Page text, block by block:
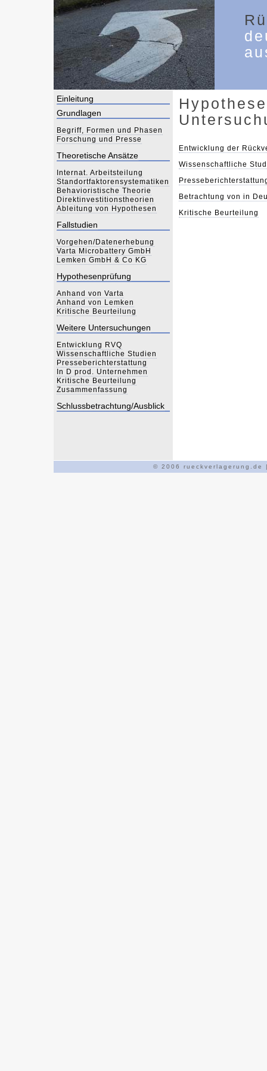
Einleitung
Grundlagen
Begriff, Formen und Phasen
Forschung und Presse
Theoretische Ansätze
Internat. Arbeitsteilung
Standortfaktorensystematiken
Behavioristische Theorie
Direktinvestitionstheorien
Ableitung von Hypothesen
Fallstudien
Vorgehen/Datenerhebung
Varta Microbattery GmbH
Lemken GmbH & Co KG
Hypothesenprüfung
Anhand von Varta
Anhand von Lemken
Kritische Beurteilung
Weitere Untersuchungen
Entwicklung RVQ
Wissenschaftliche Studien
Presseberichterstattung
In D prod. Unternehmen
Kritische Beurteilung
Zusammenfassung
Schlussbetrachtung/Ausblick
Entwicklung der
Wissenschaftliche
Betrachtung von in
Kritische Beurteilung
© 2006